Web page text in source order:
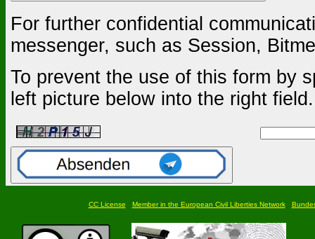
For further confidential
messenger, such as Session,
To prevent the use of this form by
left picture below into the right field.
CC License Member in the European Civil Liberties Network